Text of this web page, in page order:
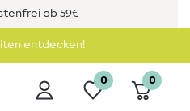
ab 59€
entdecken!
0 0